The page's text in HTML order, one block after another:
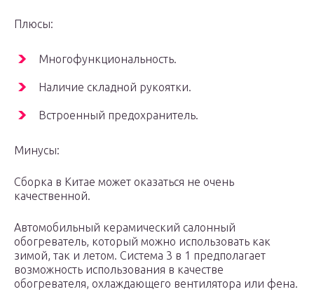
Плюсы:
Многофункциональность.
Наличие складной рукоятки.
Встроенный предохранитель.
Минусы:
Сборка в Китае может оказаться не очень
качественной.
Автомобильный керамический салонный
обогреватель, который можно использовать как
зимой, так и летом. Система 3 в 1 предполагает
возможность использования в качестве
обогревателя, охлаждающего вентилятора или фена.